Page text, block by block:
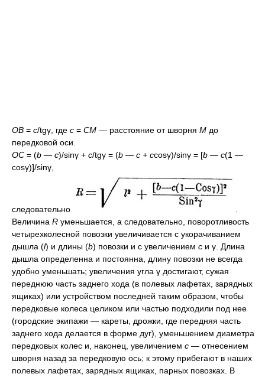
OB = c/tgγ, где с = СМ — расстояние от шворня M до
передковой оси.
OC = (b — c)/sinγ + c/tgγ = (b — c + ccosγ)/sinγ = [b — c(1 —
cosγ)]/sinγ,
следовательно
Величина R уменьшается, а следовательно, поворотливость
четырехколесной повозки увеличивается с укорачиванием
дышла (l) и длины (b) повозки и с увеличением с и γ. Длина
дышла определенна и постоянна, длину повозки не всегда
удобно уменьшать; увеличения угла γ достигают, сужая
переднюю часть заднего хода (в полевых лафетах, зарядных
ящиках) или устройством последней таким образом, чтобы
передковые колеса целиком или частью подходили под нее
(городские экипажи — кареты, дрожки, где передняя часть
заднего хода делается в форме дуг), уменьшением диаметра
передковых колес и, наконец, увеличением с — отнесением
шворня назад за передковую ось; к этому прибегают в наших
полевых лафетах, зарядных ящиках, парных повозках. В